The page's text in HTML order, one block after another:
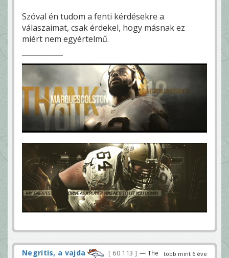
Szóval én tudom a fenti kérdésekre a
válaszaimat, csak érdekel, hogy másnak ez
miért nem egyértelmű.
több mint 6 éve
Negritis, a vajda 60 113
— The